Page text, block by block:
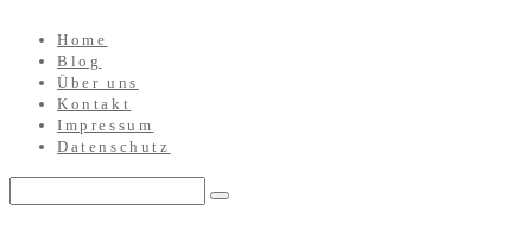
Home
Blog
Über uns
Kontakt
Impressum
Datenschutz